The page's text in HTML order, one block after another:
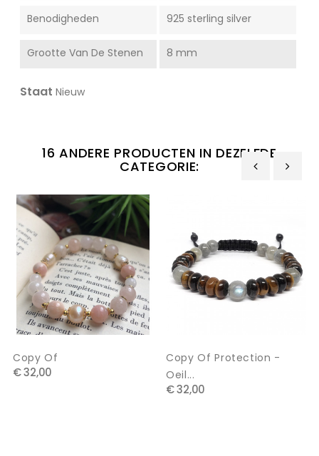
Benodigheden 925 sterling silver
Grootte Van De Stenen 8 mm
Staat Nieuw
16 ANDERE PRODUCTEN IN DEZELFDE
CATEGORIE:
Copy Of
€ 32,00
Copy Of Protection -
Oeil...
€ 32,00